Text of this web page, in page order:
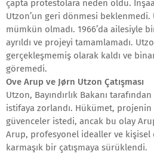
çapta protestolara neden oldu.
Utzon’un geri dönmesi beklenmedi.
mümkün olmadı. 1966’da ailesiyle
ayrıldı ve projeyi tamamlamadı.
gerçekleşmemiş olarak kaldı ve
göremedi.
Ove Arup ve Jørn Utzon Çatışması
Utzon, Bayındırlık Bakanı
istifaya zorlandı. Hükümet,
güvenceler istedi, ancak bu olay
Arup, profesyonel idealler ve kişisel
karmaşık bir çatışmaya sürüklendi.